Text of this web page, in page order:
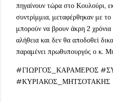
πηγαίνουν τώρα στο Κουλούρι,
συντρίμμια, μεταφέρθηκαν με
μπορούν να βρουν άκρη 2
αλήθεια και δεν θα αποδοθεί
παραμένει πρωθυπουργός ο κ.
#ΓΙΩΡΓΟΣ_ΚΑΡΑΜΕΡΟΣ
#ΚΥΡΙΑΚΟΣ_ΜΗΤΣΟΤΑΚΗΣ